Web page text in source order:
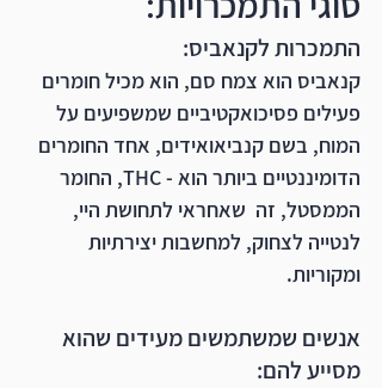
התמכרות לקנאביס:
קנאביס הוא צמח סם, הוא מכיל חומרים
פעילים פסיכואקטיביים שמשפיעים על
המוח, בשם קנביאואידים, אחד החומרים
הדומיננטיים ביותר הוא - THC, החומר
הממסטל, זה  שאחראי לתחושת היי,
לנטייה לצחוק, למחשבות יצירתיות
ומקוריות.
אנשים שמשתמשים מעידים שהוא
מסייע להם: